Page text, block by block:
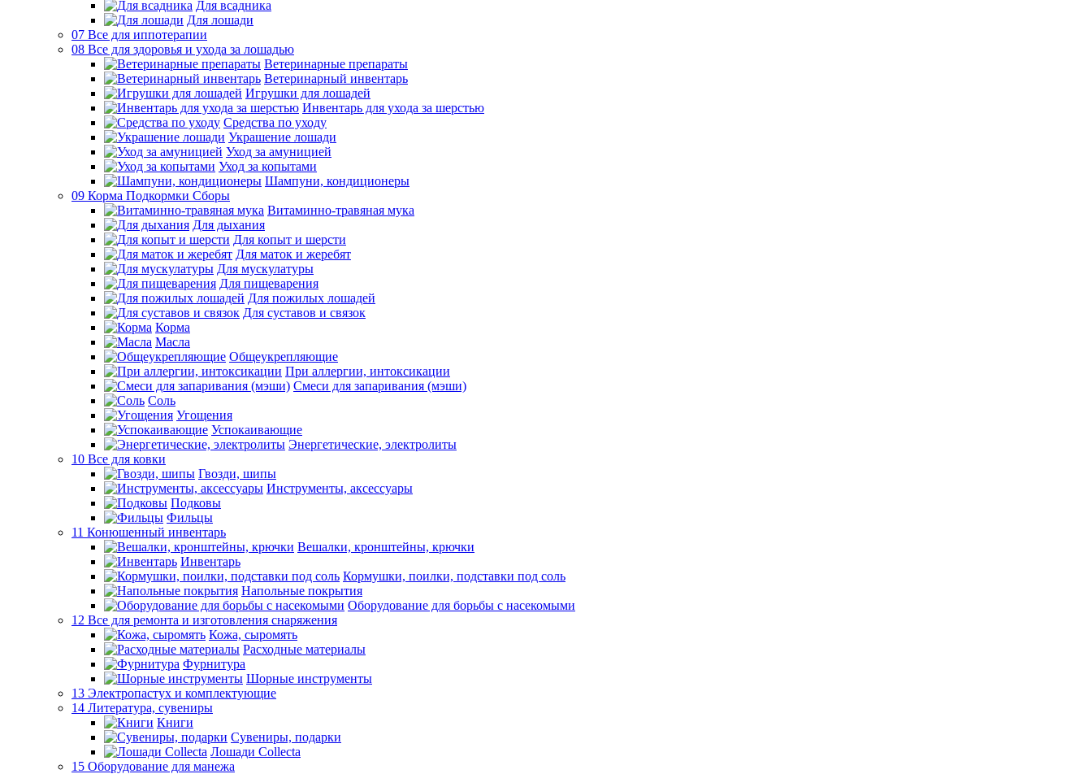
Для всадника
Для лошади
07 Все для иппотерапии
08 Все для здоровья и ухода за лошадью
Ветеринарные препараты
Ветеринарный инвентарь
Игрушки для лошадей
Инвентарь для ухода за шерстью
Средства по уходу
Украшение лошади
Уход за амуницией
Уход за копытами
Шампуни, кондиционеры
09 Корма Подкормки Сборы
Витаминно-травяная мука
Для дыхания
Для копыт и шерсти
Для маток и жеребят
Для мускулатуры
Для пищеварения
Для пожилых лошадей
Для суставов и связок
Корма
Масла
Общеукрепляющие
При аллергии, интоксикации
Смеси для запаривания (мэши)
Соль
Угощения
Успокаивающие
Энергетические, электролиты
10 Все для ковки
Гвозди, шипы
Инструменты, аксессуары
Подковы
Фильцы
11 Конюшенный инвентарь
Вешалки, кронштейны, крючки
Инвентарь
Кормушки, поилки, подставки под соль
Напольные покрытия
Оборудование для борьбы с насекомыми
12 Все для ремонта и изготовления снаряжения
Кожа, сыромять
Расходные материалы
Фурнитура
Шорные инструменты
13 Электропастух и комплектующие
14 Литература, сувениры
Книги
Сувениры, подарки
Лошади Collecta
15 Оборудование для манежа